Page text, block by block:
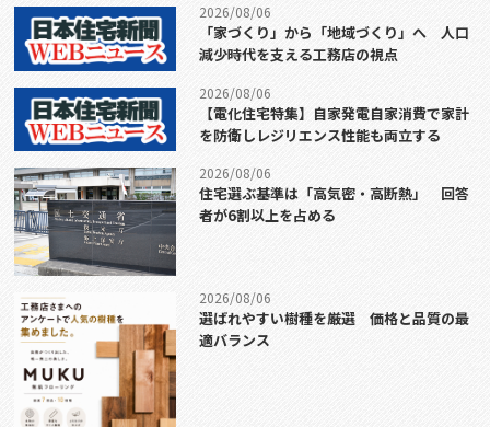
2026/08/06
「家づくり」から「地域づくり」へ 人口
減少時代を支える工務店の視点
2026/08/06
【電化住宅特集】自家発電自家消費で家計
を防衛しレジリエンス性能も両立する
2026/08/06
住宅選ぶ基準は「高気密・高断熱」 回答
者が6割以上を占める
2026/08/06
選ばれやすい樹種を厳選 価格と品質の最
適バランス